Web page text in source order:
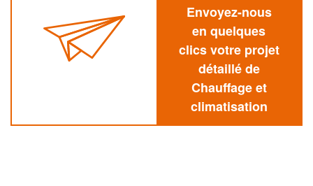
Envoyez-nous
en quelques
clics votre projet
détaillé de
Chauffage et
climatisation